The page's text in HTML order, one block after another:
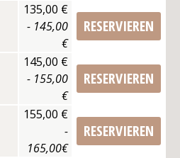
135,00 €
- 145,00
€
RESERVIEREN
145,00 €
- 155,00
€
RESERVIEREN
155,00 €
-
165,00€
RESERVIEREN